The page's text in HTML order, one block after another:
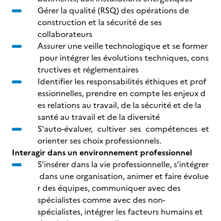
Gérer la qualité (RSQ) des opérations de
construction et la sécurité de ses
collaborateurs
Assurer une veille technologique et se former
pour intégrer les évolutions techniques, cons
tructives et réglementaires
Identifier les responsabilités éthiques et prof
essionnelles, prendre en compte les enjeux d
es relations au travail, de la sécurité et de la
santé au travail et de la diversité
S'auto-évaluer, cultiver ses compétences et
orienter ses choix professionnels.
Interagir dans un environnement professionnel
S’insérer dans la vie professionnelle, s’intégrer
dans une organisation, animer et faire évolue
r des équipes, communiquer avec des
spécialistes comme avec des non-
spécialistes, intégrer les facteurs humains et